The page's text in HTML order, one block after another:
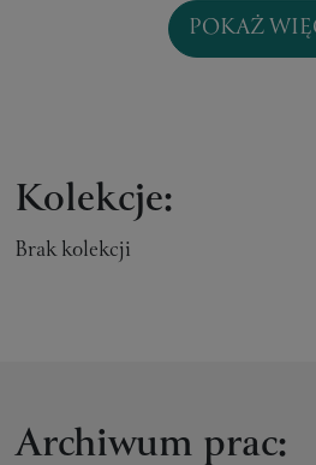
POKAŻ
Kolekcje:
Brak kolekcji
Archiwum prac: